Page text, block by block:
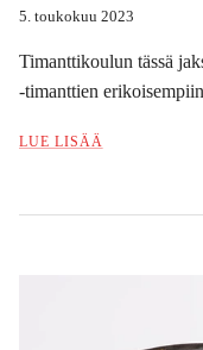
5. toukokuu 2023
Timanttikoulun tässä
-timanttien
LUE LISÄÄ